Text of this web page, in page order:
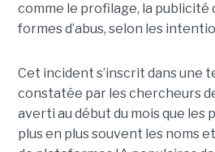
comme le profilage, la publicité
formes d’abus, selon les
Cet incident s’inscrit dans une
constatée par les chercheurs
averti au début du mois que les
plus en plus souvent les noms